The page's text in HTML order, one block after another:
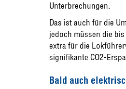
Unterbrechungen.
Das ist auch für die
jedoch müssen die
extra für die
signifikante CO2-
Bald auch